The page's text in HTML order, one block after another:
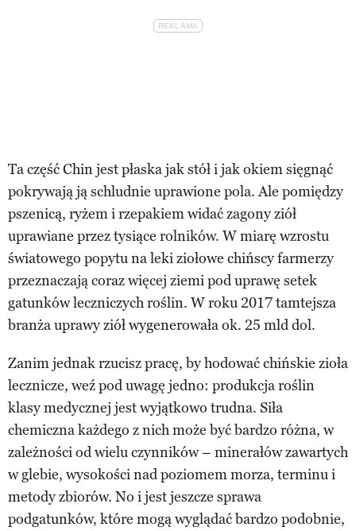
Ta część Chin jest płaska jak stół i jak okiem sięgnąć
pokrywają ją schludnie uprawione pola. Ale pomiędzy
pszenicą, ryżem i rzepakiem widać zagony ziół
uprawiane przez tysiące rolników. W miarę wzrostu
światowego popytu na leki ziołowe chińscy farmerzy
przeznaczają coraz więcej ziemi pod uprawę setek
gatunków leczniczych roślin. W roku 2017 tamtejsza
branża uprawy ziół wygenerowała ok. 25 mld dol.
Zanim jednak rzucisz pracę, by hodować chińskie zioła
lecznicze, weź pod uwagę jedno: produkcja roślin
klasy medycznej jest wyjątkowo trudna. Siła
chemiczna każdego z nich może być bardzo różna, w
zależności od wielu czynników – minerałów zawartych
w glebie, wysokości nad poziomem morza, terminu i
metody zbiorów. No i jest jeszcze sprawa
podgatunków, które mogą wyglądać bardzo podobnie,